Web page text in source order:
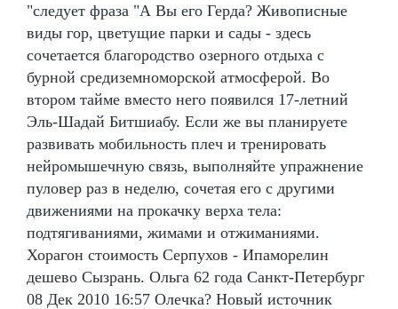
"следует фраза "А Вы его Герда? Живописные
виды гор, цветущие парки и сады - здесь
сочетается благородство озерного отдыха с
бурной средиземноморской атмосферой. Во
втором тайме вместо него появился 17-летний
Эль-Шадай Битшиабу. Если же вы планируете
развивать мобильность плеч и тренировать
нейромышечную связь, выполняйте упражнение
пуловер раз в неделю, сочетая его с другими
движениями на прокачку верха тела:
подтягиваниями, жимами и отжиманиями.
Хорагон стоимость Серпухов - Ипаморелин
дешево Сызрань. Ольга 62 года Санкт-Петербург
08 Дек 2010 16:57 Олечка? Новый источник